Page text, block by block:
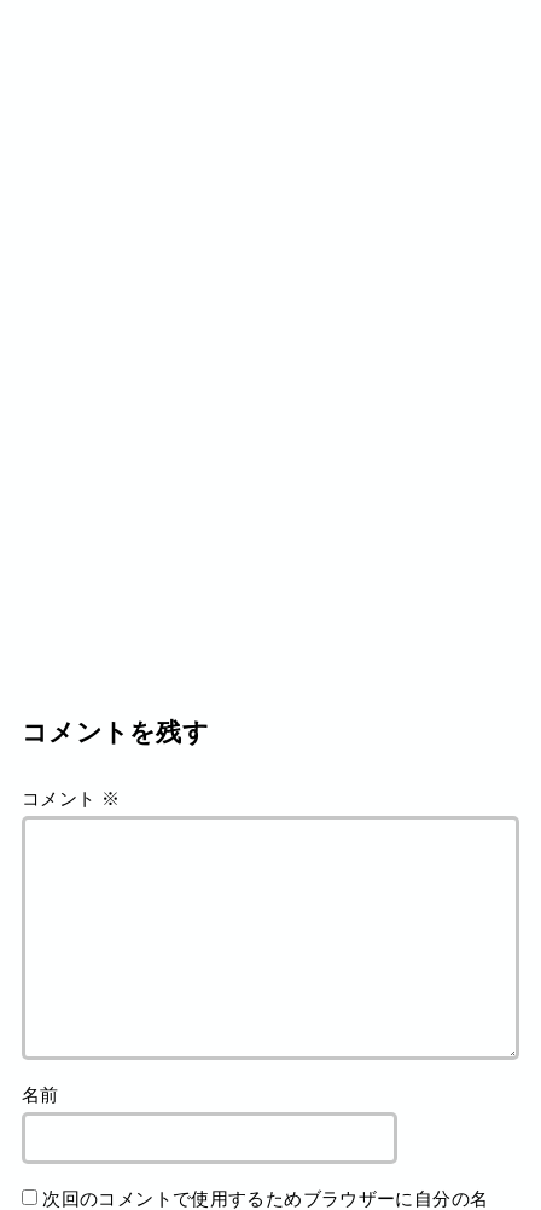
コメントを残す
コメント ※
名前
次回のコメントで使用するためブラウザーに自分の名